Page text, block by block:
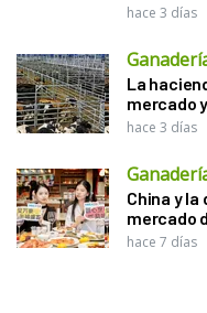
hace 3 días
La
mercado
hace 3 días
China y
mercado
hace 7 días